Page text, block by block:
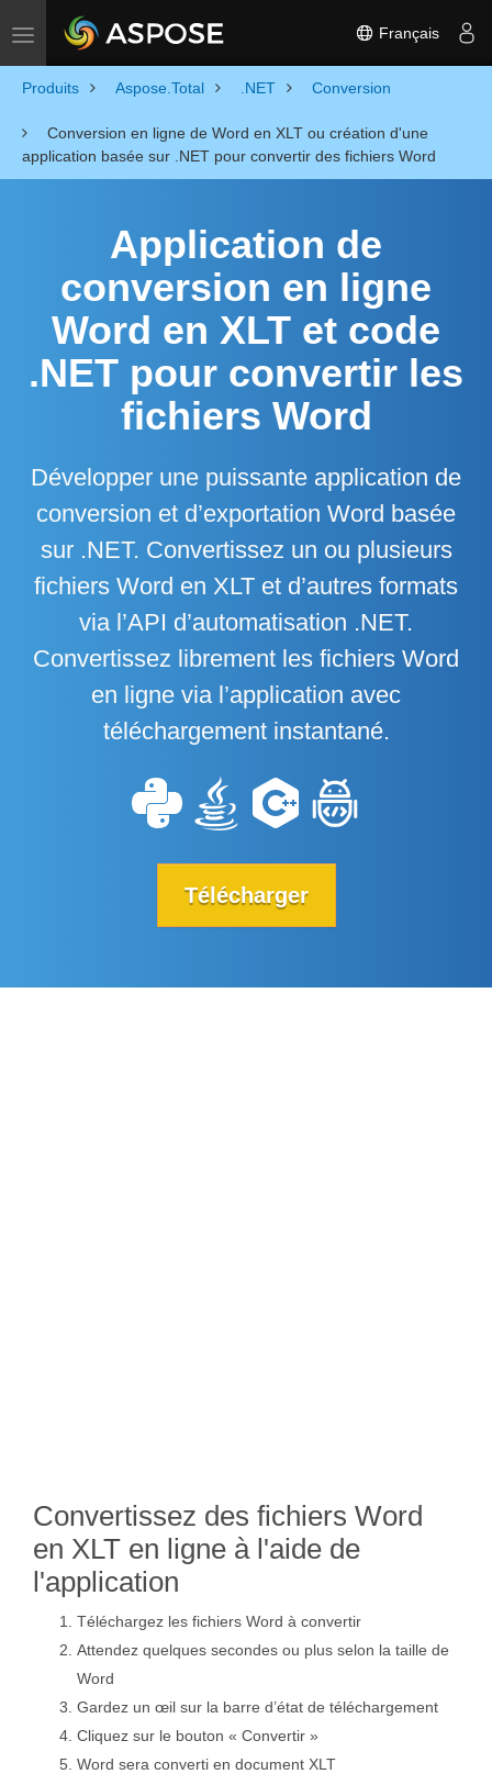
Toggle navigation Français
Produits Aspose.Total .NET Conversion
Conversion en ligne de Word en XLT ou création d'une
application basée sur .NET pour convertir des fichiers Word
Application de
conversion en ligne
Word en XLT et code
.NET pour convertir les
fichiers Word
Développer une puissante application de
conversion et d’exportation Word basée
sur .NET. Convertissez un ou plusieurs
fichiers Word en XLT et d’autres formats
via l’API d’automatisation .NET.
Convertissez librement les fichiers Word
en ligne via l’application avec
téléchargement instantané.
Télécharger
Convertissez des fichiers Word
en XLT en ligne à l'aide de
l'application
Téléchargez les fichiers Word à convertir
Attendez quelques secondes ou plus selon la taille de
Word
Gardez un œil sur la barre d’état de téléchargement
Cliquez sur le bouton « Convertir »
Word sera converti en document XLT